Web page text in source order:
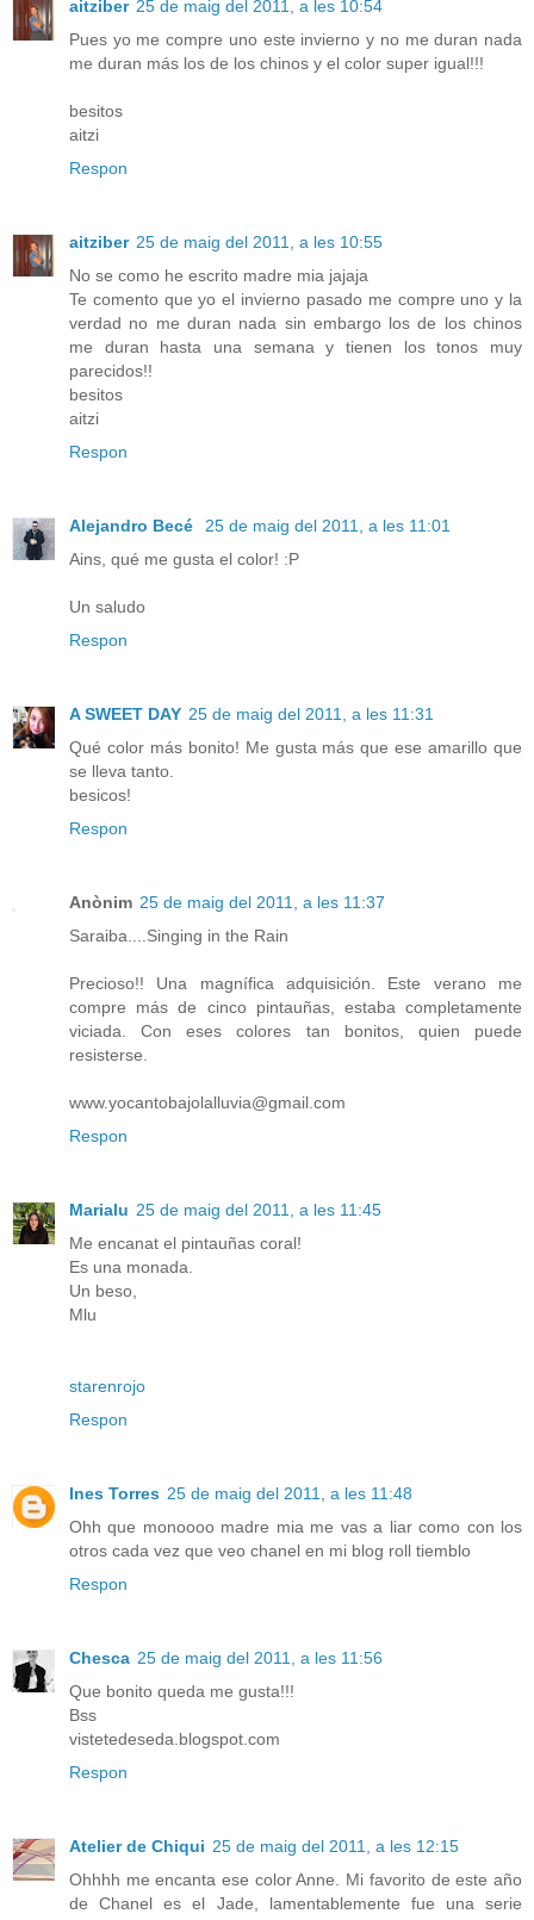
aitziber 25 de maig del 2011, a les 10:54
Pues yo me compre uno este invierno y no me duran nada
me duran más los de los chinos y el color super igual!!!
besitos
aitzi
Respon
aitziber 25 de maig del 2011, a les 10:55
No se como he escrito madre mia jajaja
Te comento que yo el invierno pasado me compre uno y la
verdad no me duran nada sin embargo los de los chinos
me duran hasta una semana y tienen los tonos muy
parecidos!!
besitos
aitzi
Respon
Alejandro Becé
25 de maig del 2011, a les 11:01
Ains, qué me gusta el color! :P
Un saludo
Respon
A SWEET DAY 25 de maig del 2011, a les 11:31
Qué color más bonito! Me gusta más que ese amarillo que
se lleva tanto.
besicos!
Respon
Anònim 25 de maig del 2011, a les 11:37
Saraiba....Singing in the Rain
Precioso!! Una magnífica adquisición. Este verano me
compre más de cinco pintauñas, estaba completamente
viciada. Con eses colores tan bonitos, quien puede
resisterse.
www.yocantobajolalluvia@gmail.com
Respon
Marialu 25 de maig del 2011, a les 11:45
Me encanat el pintauñas coral!
Es una monada.
Un beso,
Mlu
starenrojo
Respon
Ines Torres 25 de maig del 2011, a les 11:48
Ohh que monoooo madre mia me vas a liar como con los
otros cada vez que veo chanel en mi blog roll tiemblo
Respon
Chesca 25 de maig del 2011, a les 11:56
Que bonito queda me gusta!!!
Bss
vistetedeseda.blogspot.com
Respon
Atelier de Chiqui 25 de maig del 2011, a les 12:15
Ohhhh me encanta ese color Anne. Mi favorito de este año
de Chanel es el Jade, lamentablemente fue una serie